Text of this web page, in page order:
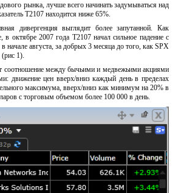
рынка, лучше всего начинать задумываться над
T2107 находится ниже 65%.
дивергенция выглядит более запутанной. Как
в октябре 2007 года T2107 начал сильное падение с
начале августа, за добрых 3 месяца до того, как SPX
(рис 1).
соотношение между бычьими и медвежьими акциями
движение цен вверх/вниз каждый день в пределах
максимума, вверх/вниз как минимум на 20% в
с торговым объемом более 100 000 в день.